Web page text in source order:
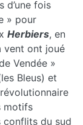
d’une fois
» pour
Herbiers, en
vent ont joué
Vendée »
Bleus) et
motifs
conflits du sud